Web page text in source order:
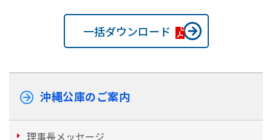
一括ダウンロード
沖縄公庫のご案内
理事長メッセージ